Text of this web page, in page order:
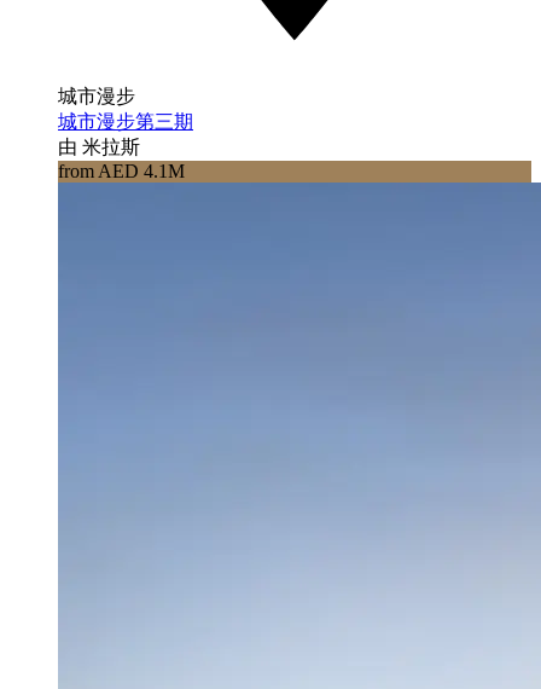
城市漫步
城市漫步第三期
由 米拉斯
from AED 4.1M